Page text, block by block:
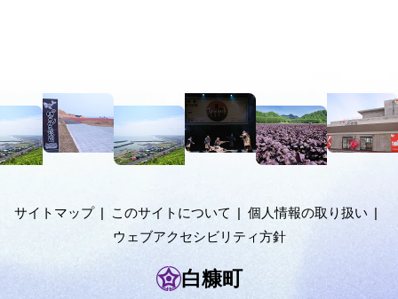
へ
メ
サイトマップ このサイトについて
個人情報の取り扱い
ウェブアクセシビリティ方針
白糠町